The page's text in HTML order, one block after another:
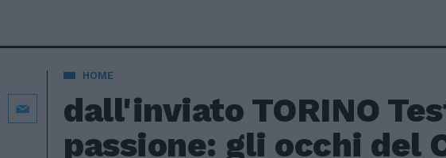
HOME
dall'inviato TORINO
passione: gli occhi del